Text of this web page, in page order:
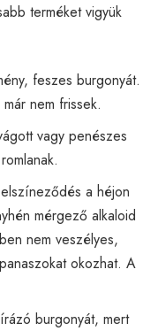
terméket vigyük
feszes burgonyát.
nem frissek.
vagy penészes
a héjon
mérgező alkaloid
nem veszélyes,
okozhat. A
burgonyát, mert